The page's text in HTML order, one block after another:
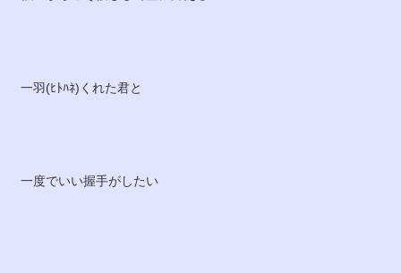
一羽(ﾋﾄﾊﾈ)くれた君と
一度でいい握手がしたい